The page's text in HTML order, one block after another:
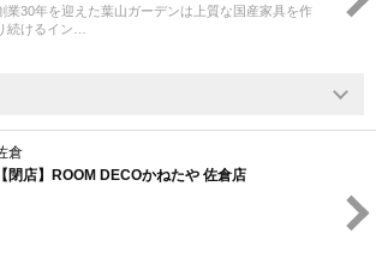
業30年を迎えた葉山ガーデンは上質な国産家具を作
続けるイン…
倉
【閉店】ROOM DECOかねたや 佐倉店